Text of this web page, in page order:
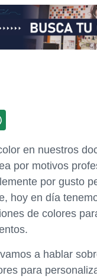
en nuestros
por motivos
por gusto
hoy en día
de colores
a hablar
para